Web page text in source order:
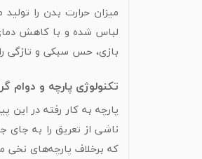
میزان حرارت بدن را
لباس شده و با کاهش
بازی، حس سبکی و تازگی
تکنولوژی پارچه و دوام
پارچه به کار رفته در
ناشی از تعریق را به
که برخلاف پارچه‌های نخی